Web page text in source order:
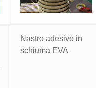
Nastro adesivo in
schiuma EVA